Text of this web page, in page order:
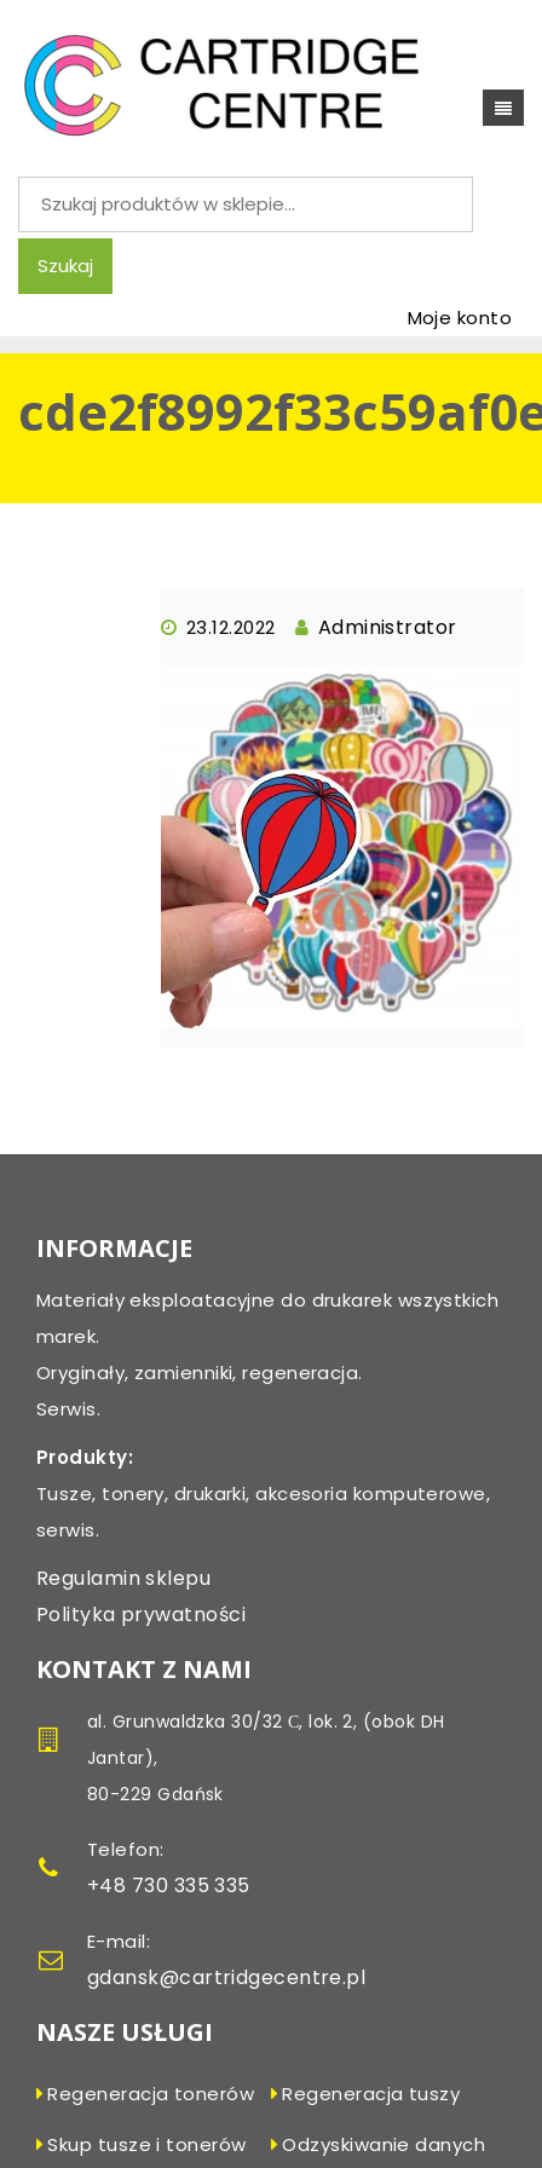
Szukaj:
Szukaj
Moje konto
23.12.2022 Administrator
navigation
INFORMACJE
Materiały eksploatacyjne do drukarek wszystkich
marek.
Oryginały, zamienniki, regeneracja.
Serwis.
Produkty:
Tusze, tonery, drukarki, akcesoria komputerowe,
serwis.
Regulamin sklepu
Polityka prywatności
KONTAKT Z NAMI
al. Grunwaldzka 30/32 С, lok. 2, (obok DH
Jantar),
80-229 Gdańsk
Telefon:
+48 730 335 335
E-mail:
gdansk@cartridgecentre.pl
NASZE USŁUGI
Regeneracja tonerów
Regeneracja tuszy
Skup tusze i tonerów
Odzyskiwanie danych